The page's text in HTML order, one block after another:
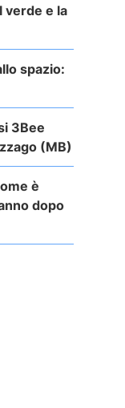
verde e la
spazio:
3Bee
(MB)
è
dopo